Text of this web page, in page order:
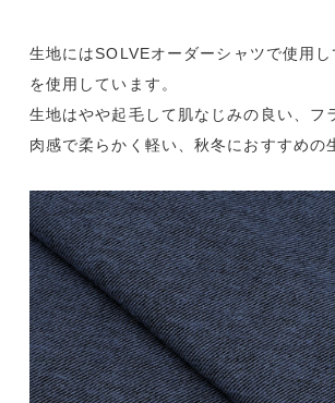
生地にはSOLVEオーダーシャツで使用し
を使用しています。
生地はやや起毛して肌なじみの良い、フ
肉感で柔らかく軽い、秋冬におすすめの